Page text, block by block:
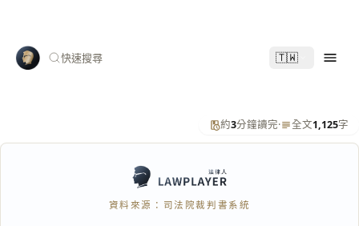
快速搜尋 🇹🇼
約3分鐘讀完· 全文1,125字
資料來源：司法院裁判書系統